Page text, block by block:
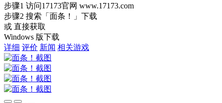
步骤1 访问17173官网 www.17173.com
步骤2 搜索 「面条！」 下载
或 直接获取
Windows 版下载
详细 评价 新闻 相关游戏